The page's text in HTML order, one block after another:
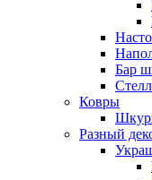
Бар
Ковры
Разный